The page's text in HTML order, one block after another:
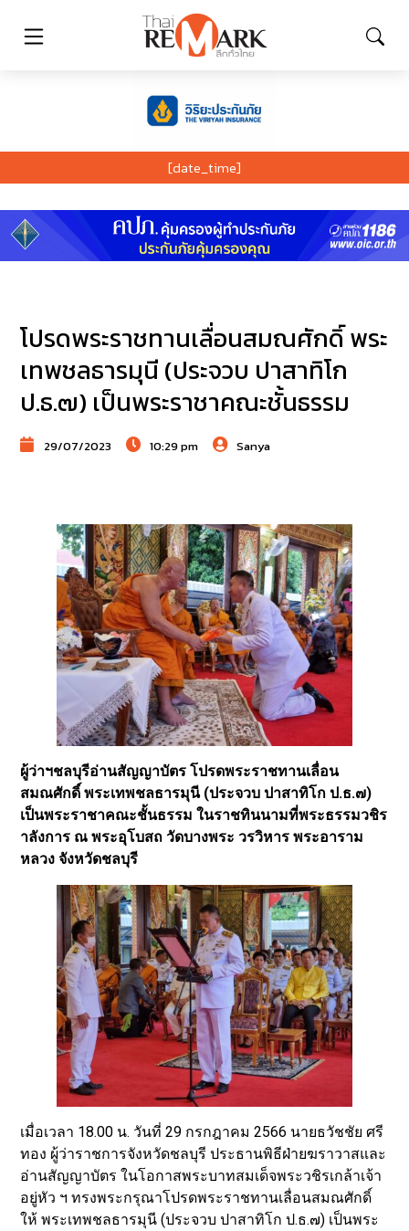
[date_time]
โปรดพระราชทานเลื่อนสมณศักดิ์ พระ
เทพชลธารมุนี (ประจวบ ปาสาทิโก
ป.ธ.๗) เป็นพระราชาคณะชั้นธรรม
29/07/2023 10:29 pm Sanya
ผู้ว่าฯชลบุรีอ่านสัญญาบัตร โปรดพระราชทานเลื่อน
สมณศักดิ์ พระเทพชลธารมุนี (ประจวบ ปาสาทิโก ป.ธ.๗)
เป็นพระราชาคณะชั้นธรรม ในราชทินนามที่พระธรรมวชิร
าลังการ ณ พระอุโบสถ วัดบางพระ วรวิหาร พระอาราม
หลวง จังหวัดชลบุรี
เมื่อเวลา 18.00 น. วันที่ 29 กรกฎาคม 2566 นายธวัชชัย ศรี
ทอง ผู้ว่าราชการจังหวัดชลบุรี ประธานพิธีฝ่ายฆราวาสและ
อ่านสัญญาบัตร ในโอกาสพระบาทสมเด็จพระวชิรเกล้าเจ้า
อยู่หัว ฯ ทรงพระกรุณาโปรดพระราชทานเลื่อนสมณศักดิ์
ให้ พระเทพชลธารมุนี (ประจวบ ปาสาทิโก ป.ธ.๗) เป็นพระ